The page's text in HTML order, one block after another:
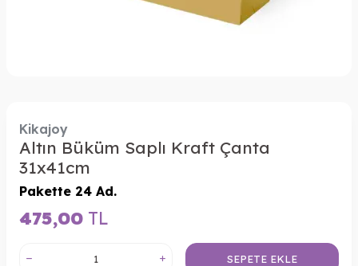
Kikajoy
Altın Büküm Saplı Kraft Çanta
31x41cm
Pakette 24 Ad.
475,00 TL
SEPETE EKLE